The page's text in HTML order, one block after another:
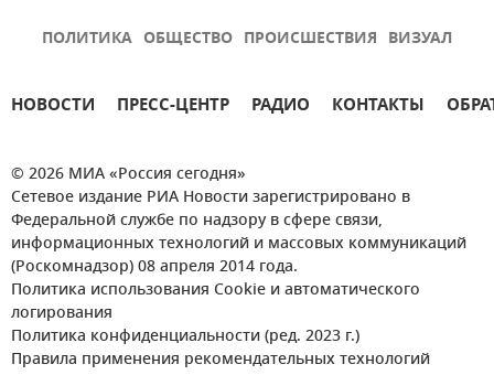
ПОЛИТИКА ОБЩЕСТВО ПРОИСШЕСТВИЯ ВИЗУАЛ
НОВОСТИ ПРЕСС-ЦЕНТР РАДИО КОНТАКТЫ
© 2026 МИА «Россия сегодня»
Сетевое издание РИА Новости зарегистрировано в
Федеральной службе по надзору в сфере связи,
информационных технологий и массовых коммуникаций
(Роскомнадзор) 08 апреля 2014 года.
Политика использования Cookie и автоматического
логирования
Политика конфиденциальности (ред. 2023 г.)
Правила применения рекомендательных технологий